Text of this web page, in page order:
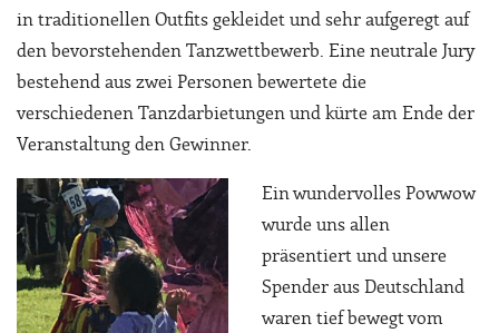
in traditionellen Outfits gekleidet und sehr aufgeregt auf
den bevorstehenden Tanzwettbewerb. Eine neutrale Jury
bestehend aus zwei Personen bewertete die
verschiedenen Tanzdarbietungen und kürte am Ende der
Veranstaltung den Gewinner.
Ein wundervolles Powwow
wurde uns allen
präsentiert und unsere
Spender aus Deutschland
waren tief bewegt vom